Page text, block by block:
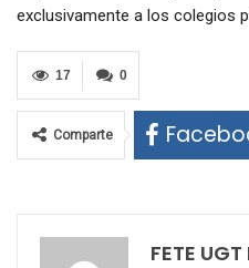
exclusivamente a los colegios
0
17
Comparte
FETE UGT